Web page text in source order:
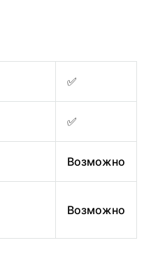
✅
✅
Возможно
Возможно